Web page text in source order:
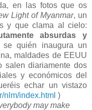
en las fotos que os
Light of Myanmar, un
y que clama al cielo:
absurdas y
quién inaugura un
maldades de EEUU
salen diariamente dos
y económicos del
echar un vistazo
nlm/index.html )
may make